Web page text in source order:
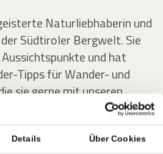
Details Über Cookies
Naturliebhaberin und
Südtiroler Bergwelt. Sie
und hat
Tipps für Wander- und
sie gerne mit unseren
Sinn für Ästhetik.